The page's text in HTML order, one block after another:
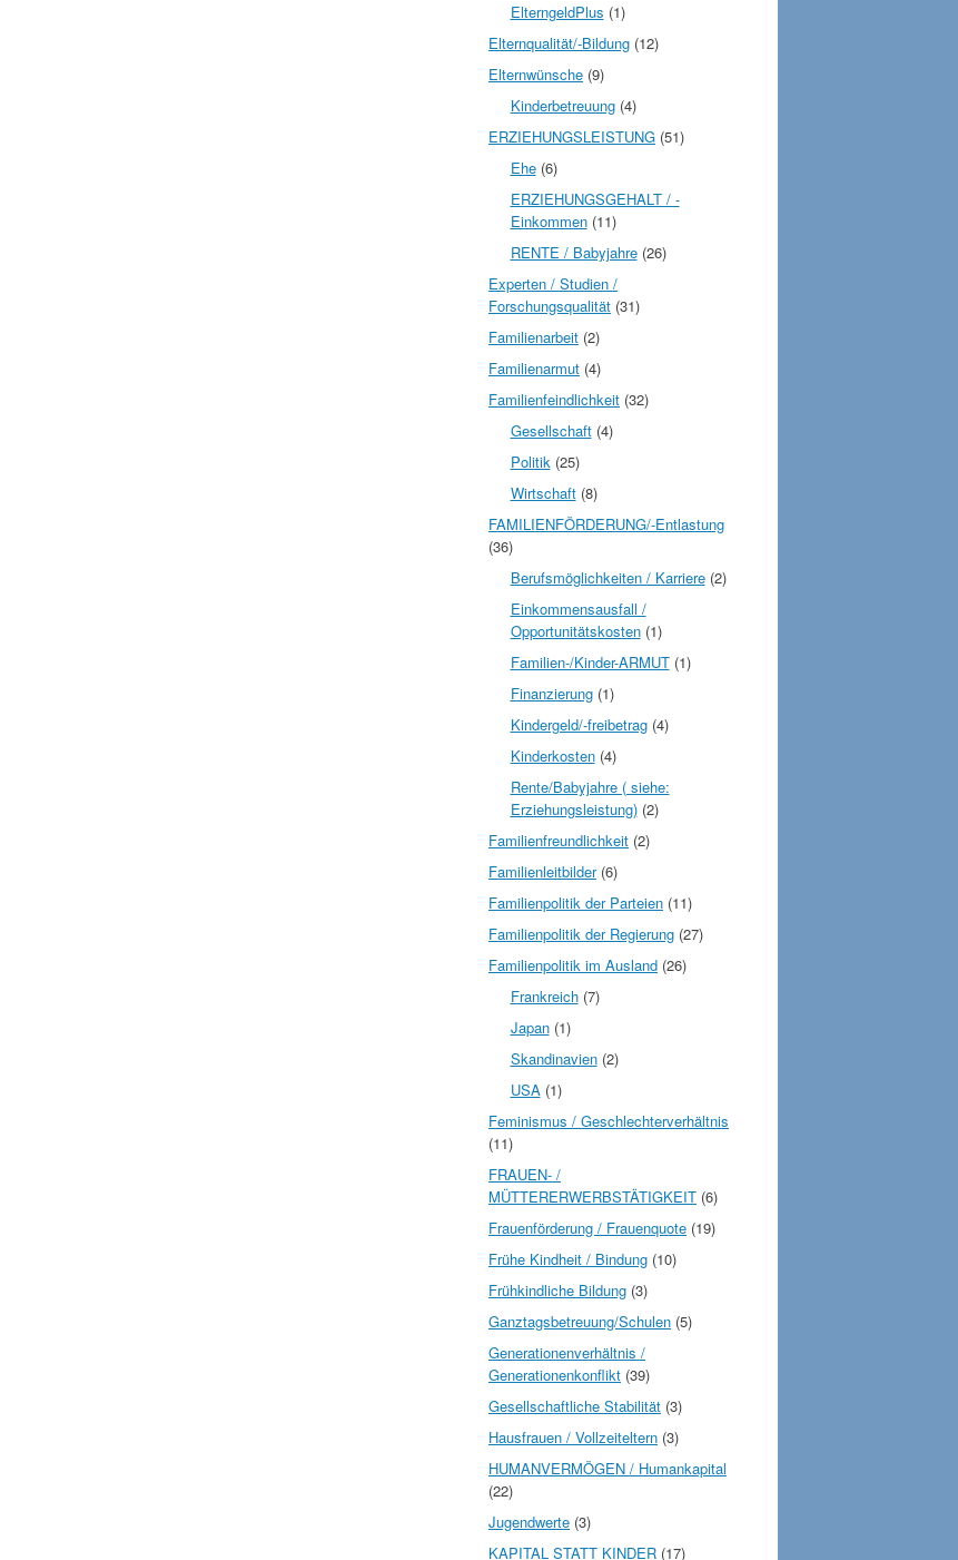
ElterngeldPlus (1)
Elternqualität/-Bildung (12)
Elternwünsche (9)
Kinderbetreuung(4)
ERZIEHUNGSLEISTUNG (51)
Ehe(6)
ERZIEHUNGSGEHALT / -
Einkommen(11)
RENTE / Babyjahre(26)
Experten / Studien /
Forschungsqualität (31)
Familienarbeit (2)
Familienarmut (4)
Familienfeindlichkeit (32)
Gesellschaft(4)
Politik(25)
Wirtschaft(8)
FAMILIENFÖRDERUNG/-Entlastung
(36)
Berufsmöglichkeiten / Karriere(2)
Einkommensausfall /
Opportunitätskosten(1)
Familien-/Kinder-ARMUT(1)
Finanzierung(1)
Kindergeld/-freibetrag(4)
Kinderkosten(4)
Rente/Babyjahre ( siehe:
Erziehungsleistung)(2)
Familienfreundlichkeit (2)
Familienleitbilder(6)
Familienpolitik der Parteien (11)
Familienpolitik der Regierung (27)
Familienpolitik im Ausland (26)
Frankreich(7)
Japan(1)
Skandinavien(2)
USA(1)
Feminismus / Geschlechterverhältnis
(11)
FRAUEN- /
MÜTTERERWERBSTÄTIGKEIT (6)
Frauenförderung / Frauenquote (19)
Frühe Kindheit / Bindung (10)
Frühkindliche Bildung (3)
Ganztagsbetreuung/Schulen (5)
Generationenverhältnis /
Generationenkonflikt (39)
Gesellschaftliche Stabilität (3)
Hausfrauen / Vollzeiteltern (3)
HUMANVERMÖGEN / Humankapital
(22)
Jugendwerte (3)
KAPITAL STATT KINDER (17)